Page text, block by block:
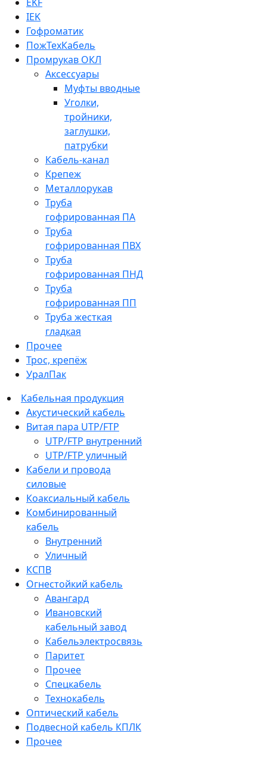
IEK
Гофроматик
ПожТехКабель
Промрукав ОКЛ
Аксессуары
Муфты вводные
Уголки,
тройники,
заглушки,
патрубки
Кабель-канал
Крепеж
Металлорукав
Труба
гофрированная ПА
Труба
гофрированная ПВХ
Труба
гофрированная ПНД
Труба
гофрированная ПП
Труба жесткая
гладкая
Прочее
Трос, крепёж
УралПак
Кабельная продукция
Акустический кабель
Витая пара UTP/FTP
UTP/FTP внутренний
UTP/FTP уличный
Кабели и провода
силовые
Коаксиальный кабель
Комбинированный
кабель
Внутренний
Уличный
КСПВ
Огнестойкий кабель
Авангард
Ивановский
кабельный завод
Кабельэлектросвязь
Паритет
Прочее
Спецкабель
Технокабель
Оптический кабель
Подвесной кабель КПЛК
Прочее